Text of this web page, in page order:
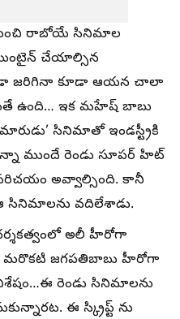
రాబోయే సినిమాల
చేయాల్సిన
జరిగినా కూడా ఆయన చాలా
ఉంది… ఇక మహేష్ బాబు
సినిమాతో ఇండస్ట్రీకి
ముందే రెండు సూపర్ హిట్
అవ్వాల్సింది. కానీ
సినిమాలను వదిలేశాడు.
అలీ హీరోగా
జగపతిబాబు హీరోగా
రెండు సినిమాలను
ఈ స్క్రిప్ట్ ను